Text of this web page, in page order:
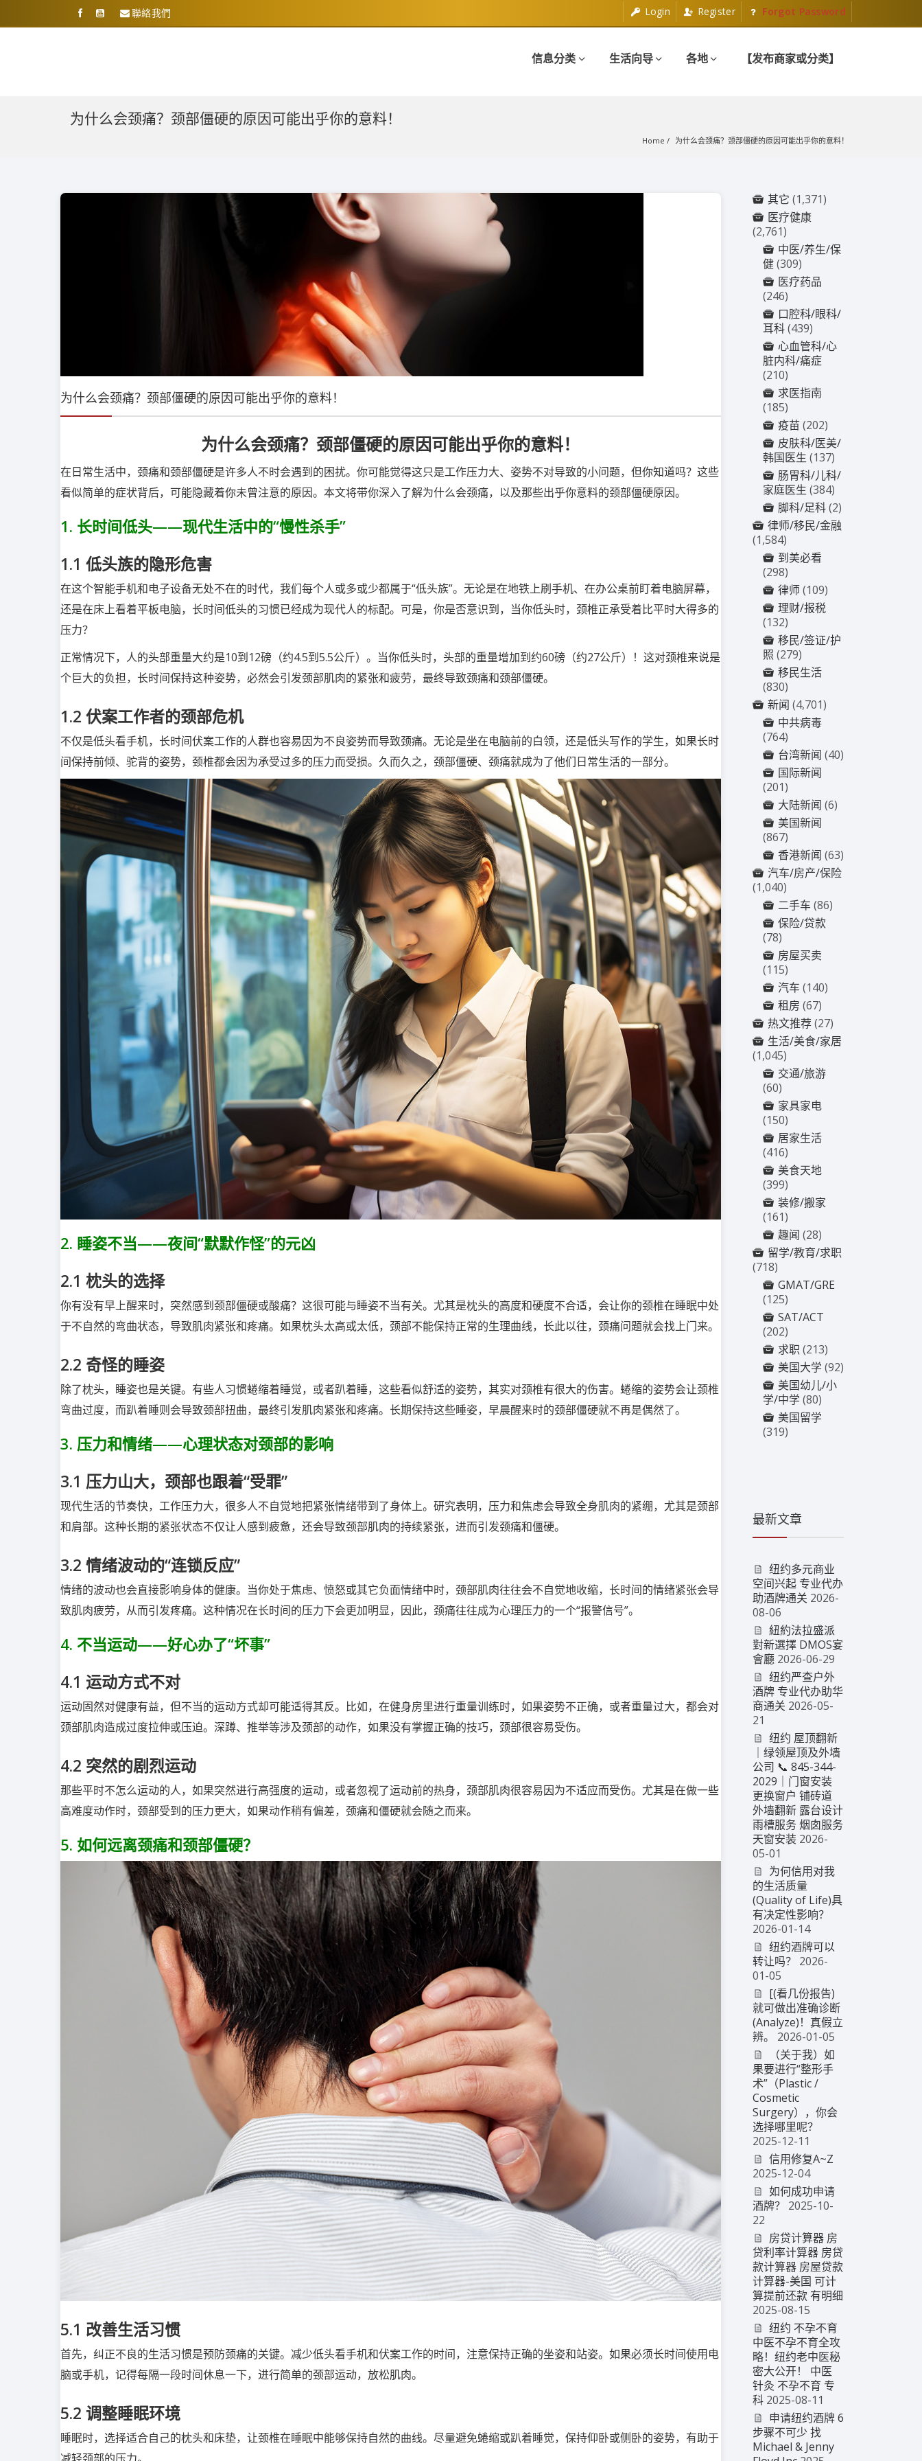
聯絡我們 Login Register Forgot Password
信息分类 生活向导 各地 【发布商家或分类】
为什么会颈痛？颈部僵硬的原因可能出乎你的意料！
Home 为什么会颈痛？颈部僵硬的原因可能出乎你的意料！
为什么会颈痛？颈部僵硬的原因可能出乎你的意料！
为什么会颈痛？颈部僵硬的原因可能出乎你的意料！
在日常生活中，颈痛和颈部僵硬是许多人不时会遇到的困扰。你可能觉得这只是工作压力大、姿势不对导致的小问题，但你知道吗？这些
看似简单的症状背后，可能隐藏着你未曾注意的原因。本文将带你深入了解为什么会颈痛，以及那些出乎你意料的颈部僵硬原因。
1. 长时间低头——现代生活中的“慢性杀手”
1.1 低头族的隐形危害
在这个智能手机和电子设备无处不在的时代，我们每个人或多或少都属于“低头族”。无论是在地铁上刷手机、在办公桌前盯着电脑屏幕，
还是在床上看着平板电脑，长时间低头的习惯已经成为现代人的标配。可是，你是否意识到，当你低头时，颈椎正承受着比平时大得多的
压力？
正常情况下，人的头部重量大约是10到12磅（约4.5到5.5公斤）。当你低头时，头部的重量增加到约60磅（约27公斤）！这对颈椎来说是
个巨大的负担，长时间保持这种姿势，必然会引发颈部肌肉的紧张和疲劳，最终导致颈痛和颈部僵硬。
1.2 伏案工作者的颈部危机
不仅是低头看手机，长时间伏案工作的人群也容易因为不良姿势而导致颈痛。无论是坐在电脑前的白领，还是低头写作的学生，如果长时
间保持前倾、驼背的姿势，颈椎都会因为承受过多的压力而受损。久而久之，颈部僵硬、颈痛就成为了他们日常生活的一部分。
2. 睡姿不当——夜间“默默作怪”的元凶
2.1 枕头的选择
你有没有早上醒来时，突然感到颈部僵硬或酸痛？这很可能与睡姿不当有关。尤其是枕头的高度和硬度不合适，会让你的颈椎在睡眠中处
于不自然的弯曲状态，导致肌肉紧张和疼痛。如果枕头太高或太低，颈部不能保持正常的生理曲线，长此以往，颈痛问题就会找上门来。
2.2 奇怪的睡姿
除了枕头，睡姿也是关键。有些人习惯蜷缩着睡觉，或者趴着睡，这些看似舒适的姿势，其实对颈椎有很大的伤害。蜷缩的姿势会让颈椎
弯曲过度，而趴着睡则会导致颈部扭曲，最终引发肌肉紧张和疼痛。长期保持这些睡姿，早晨醒来时的颈部僵硬就不再是偶然了。
3. 压力和情绪——心理状态对颈部的影响
3.1 压力山大，颈部也跟着“受罪”
现代生活的节奏快，工作压力大，很多人不自觉地把紧张情绪带到了身体上。研究表明，压力和焦虑会导致全身肌肉的紧绷，尤其是颈部
和肩部。这种长期的紧张状态不仅让人感到疲惫，还会导致颈部肌肉的持续紧张，进而引发颈痛和僵硬。
3.2 情绪波动的“连锁反应”
情绪的波动也会直接影响身体的健康。当你处于焦虑、愤怒或其它负面情绪中时，颈部肌肉往往会不自觉地收缩，长时间的情绪紧张会导
致肌肉疲劳，从而引发疼痛。这种情况在长时间的压力下会更加明显，因此，颈痛往往成为心理压力的一个“报警信号”。
4. 不当运动——好心办了“坏事”
4.1 运动方式不对
运动固然对健康有益，但不当的运动方式却可能适得其反。比如，在健身房里进行重量训练时，如果姿势不正确，或者重量过大，都会对
颈部肌肉造成过度拉伸或压迫。深蹲、推举等涉及颈部的动作，如果没有掌握正确的技巧，颈部很容易受伤。
4.2 突然的剧烈运动
那些平时不怎么运动的人，如果突然进行高强度的运动，或者忽视了运动前的热身，颈部肌肉很容易因为不适应而受伤。尤其是在做一些
高难度动作时，颈部受到的压力更大，如果动作稍有偏差，颈痛和僵硬就会随之而来。
5. 如何远离颈痛和颈部僵硬？
5.1 改善生活习惯
首先，纠正不良的生活习惯是预防颈痛的关键。减少低头看手机和伏案工作的时间，注意保持正确的坐姿和站姿。如果必须长时间使用电
脑或手机，记得每隔一段时间休息一下，进行简单的颈部运动，放松肌肉。
5.2 调整睡眠环境
睡眠时，选择适合自己的枕头和床垫，让颈椎在睡眠中能够保持自然的曲线。尽量避免蜷缩或趴着睡觉，保持仰卧或侧卧的姿势，有助于
其它 (1,371)
医疗健康
(2,761)
中医/养生/保
健(309)
医疗药品
(246)
口腔科/眼科/
耳科(439)
心血管科/心
脏内科/痛症
(210)
求医指南
(185)
疫苗 (202)
皮肤科/医美/
韩国医生 (137)
肠胃科/儿科/
家庭医生 (384)
脚科/足科(2)
律师/移民/金融
(1,584)
到美必看
(298)
律师(109)
理财/报税
(132)
移民/签证/护
照 (279)
移民生活
(830)
新闻 (4,701)
中共病毒
(764)
台湾新闻 (40)
国际新闻
(201)
大陆新闻 (6)
美国新闻
(867)
香港新闻 (63)
汽车/房产/保险
(1,040)
二手车 (86)
保险/贷款
(78)
房屋买卖
(115)
汽车 (140)
租房 (67)
热文推荐(27)
生活/美食/家居
(1,045)
交通/旅游
(60)
家具家电
(150)
居家生活
(416)
美食天地
(399)
装修/搬家
(161)
趣闻 (28)
留学/教育/求职
(718)
GMAT/GRE
(125)
SAT/ACT
(202)
求职 (213)
美国大学(92)
美国幼儿/小
学/中学(80)
美国留学
(319)
最新文章
纽约多元商业
空间兴起 专业代办
助酒牌通关 2026-
08-06
紐約法拉盛派
對新選擇 DMOS宴
會廳 2026-06-29
纽约严查户外
酒牌 专业代办助华
商通关 2026-05-
21
纽约 屋顶翻新
｜绿领屋顶及外墙
公司 📞 845-344-
2029｜门窗安装
更换窗户 铺砖道
外墙翻新 露台设计
雨槽服务 烟囱服务
天窗安装 2026-
05-01
为何信用对我
的生活质量
(Quality of Life)具
有决定性影响？
2026-01-14
纽约酒牌可以
转让吗？ 2026-
01-05
[(看几份报告)
就可做出准确诊断
(Analyze)！真假立
辨。
2026-01-05
（关于我）如
果要进行“整形手
术”（Plastic /
Cosmetic
Surgery），你会
选择哪里呢？
2025-12-11
信用修复A~Z
2025-12-04
如何成功申请
酒牌？ 2025-10-
22
房贷计算器 房
贷利率计算器 房贷
款计算器 房屋贷款
计算器-美国 可计
算提前还款 有明细
2025-08-15
纽约 不孕不育
中医不孕不育全攻
略！纽约老中医秘
密大公开！ 中医
针灸 不孕不育 专
科 2025-08-11
申请纽约酒牌 6
步骤不可少 找
Michael & Jenny